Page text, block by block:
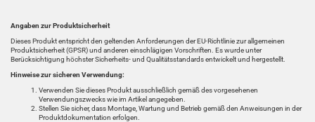
Angaben zur Produktsicherheit
Dieses Produkt entspricht den geltenden Anforderungen der EU-Richtlinie zur allgemeinen
Produktsicherheit (GPSR) und anderen einschlägigen Vorschriften. Es wurde unter
Berücksichtigung höchster Sicherheits- und Qualitätsstandards entwickelt und hergestellt.
Hinweise zur sicheren Verwendung:
Verwenden Sie dieses Produkt ausschließlich gemäß des vorgesehenen
Verwendungszwecks wie im Artikel angegeben.
Stellen Sie sicher, dass Montage, Wartung und Betrieb gemäß den Anweisungen in der
Produktdokumentation erfolgen.